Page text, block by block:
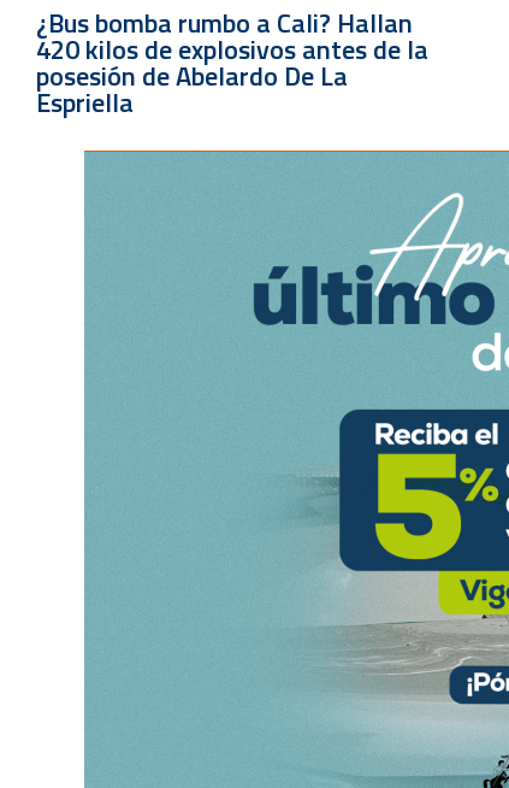
¿Bus bomba rumbo a Cali? Hallan
420 kilos de explosivos antes de la
posesión de Abelardo De La
Espriella